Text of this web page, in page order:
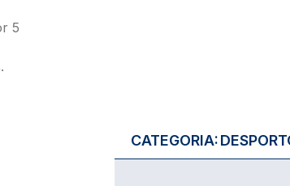
5
CATEGORIA: